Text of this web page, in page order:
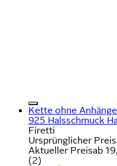
Kette ohne
925 Halsschmuck
Firetti
Ursprünglicher Preis
Aktueller Preisab
(2)